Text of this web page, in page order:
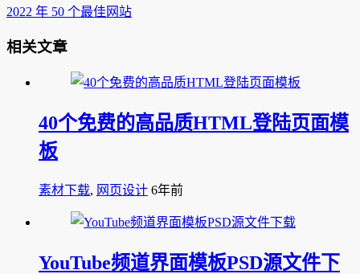
2022 年 50 个最佳网站
相关文章
40个免费的高品质HTML登陆页面模
板
素材下载, 网页设计 6年前
YouTube频道界面模板PSD源文件下